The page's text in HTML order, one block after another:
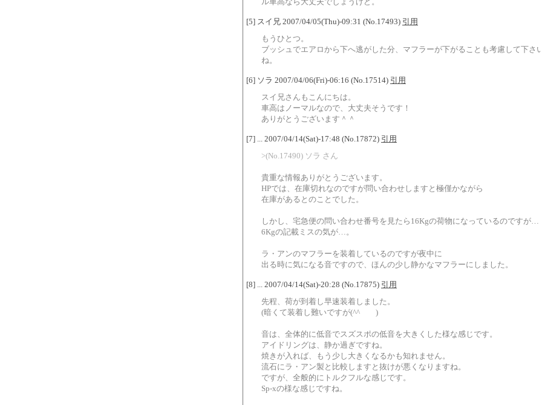
[5] スイ兄 2007/04/05(Thu)-09:31 (No.17493) 引用
もうひとつ。
ブッシュでエアロから下へ逃がした分、マフラーが下がることも考慮して下さ
ね。
[6] ソラ 2007/04/06(Fri)-06:16 (No.17514) 引用
スイ兄さんもこんにちは。
車高はノーマルなので、大丈夫そうです！
ありがとうございます＾＾
[7] ... 2007/04/14(Sat)-17:48 (No.17872) 引用
>(No.17490) ソラ さん
貴重な情報ありがとうございます。
HPでは、在庫切れなのですが問い合わせしますと極僅かながら
在庫があるとのことでした。
しかし、宅急便の問い合わせ番号を見たら16Kgの荷物になっているのですが…
6Kgの記載ミスの気が…。
ラ・アンのマフラーを装着しているのですが夜中に
出る時に気になる音ですので、ほんの少し静かなマフラーにしました。
[8] ... 2007/04/14(Sat)-20:28 (No.17875) 引用
先程、荷が到着し早速装着しました。
(暗くて装着し難いですが(^^ゞ )
音は、全体的に低音でスズスポの低音を大きくした様な感じです。
アイドリングは、静か過ぎですね。
焼きが入れば、もう少し大きくなるかも知れません。
流石にラ・アン製と比較しますと抜けが悪くなりますね。
ですが、全般的にトルクフルな感じです。
Sp-xの様な感じですね。